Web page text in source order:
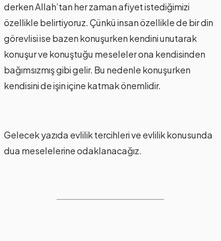
derken Allah’tan her zaman afiyet istediğimizi
özellikle belirtiyoruz. Çünkü insan özellikle de bir din
görevlisi ise bazen konuşurken kendini unutarak
konuşur ve konuştuğu meseleler ona kendisinden
bağımsızmış gibi gelir. Bu nedenle konuşurken
kendisini de işin içine katmak önemlidir.
Gelecek yazıda evlilik tercihleri ve evlilik konusunda
dua meselelerine odaklanacağız.